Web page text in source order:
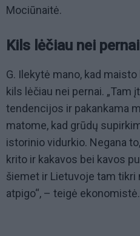
Mociūnaitė.
Kils lėčiau nei pernai
G. Ilekytė mano, kad
kils lėčiau nei pernai. „Tam
tendencijos ir pakankama
matome, kad grūdų
istorinio vidurkio. Negana
krito ir kakavos bei kavos
šiemet ir Lietuvoje tam tikri
atpigo“, – teigė ekonomistė.